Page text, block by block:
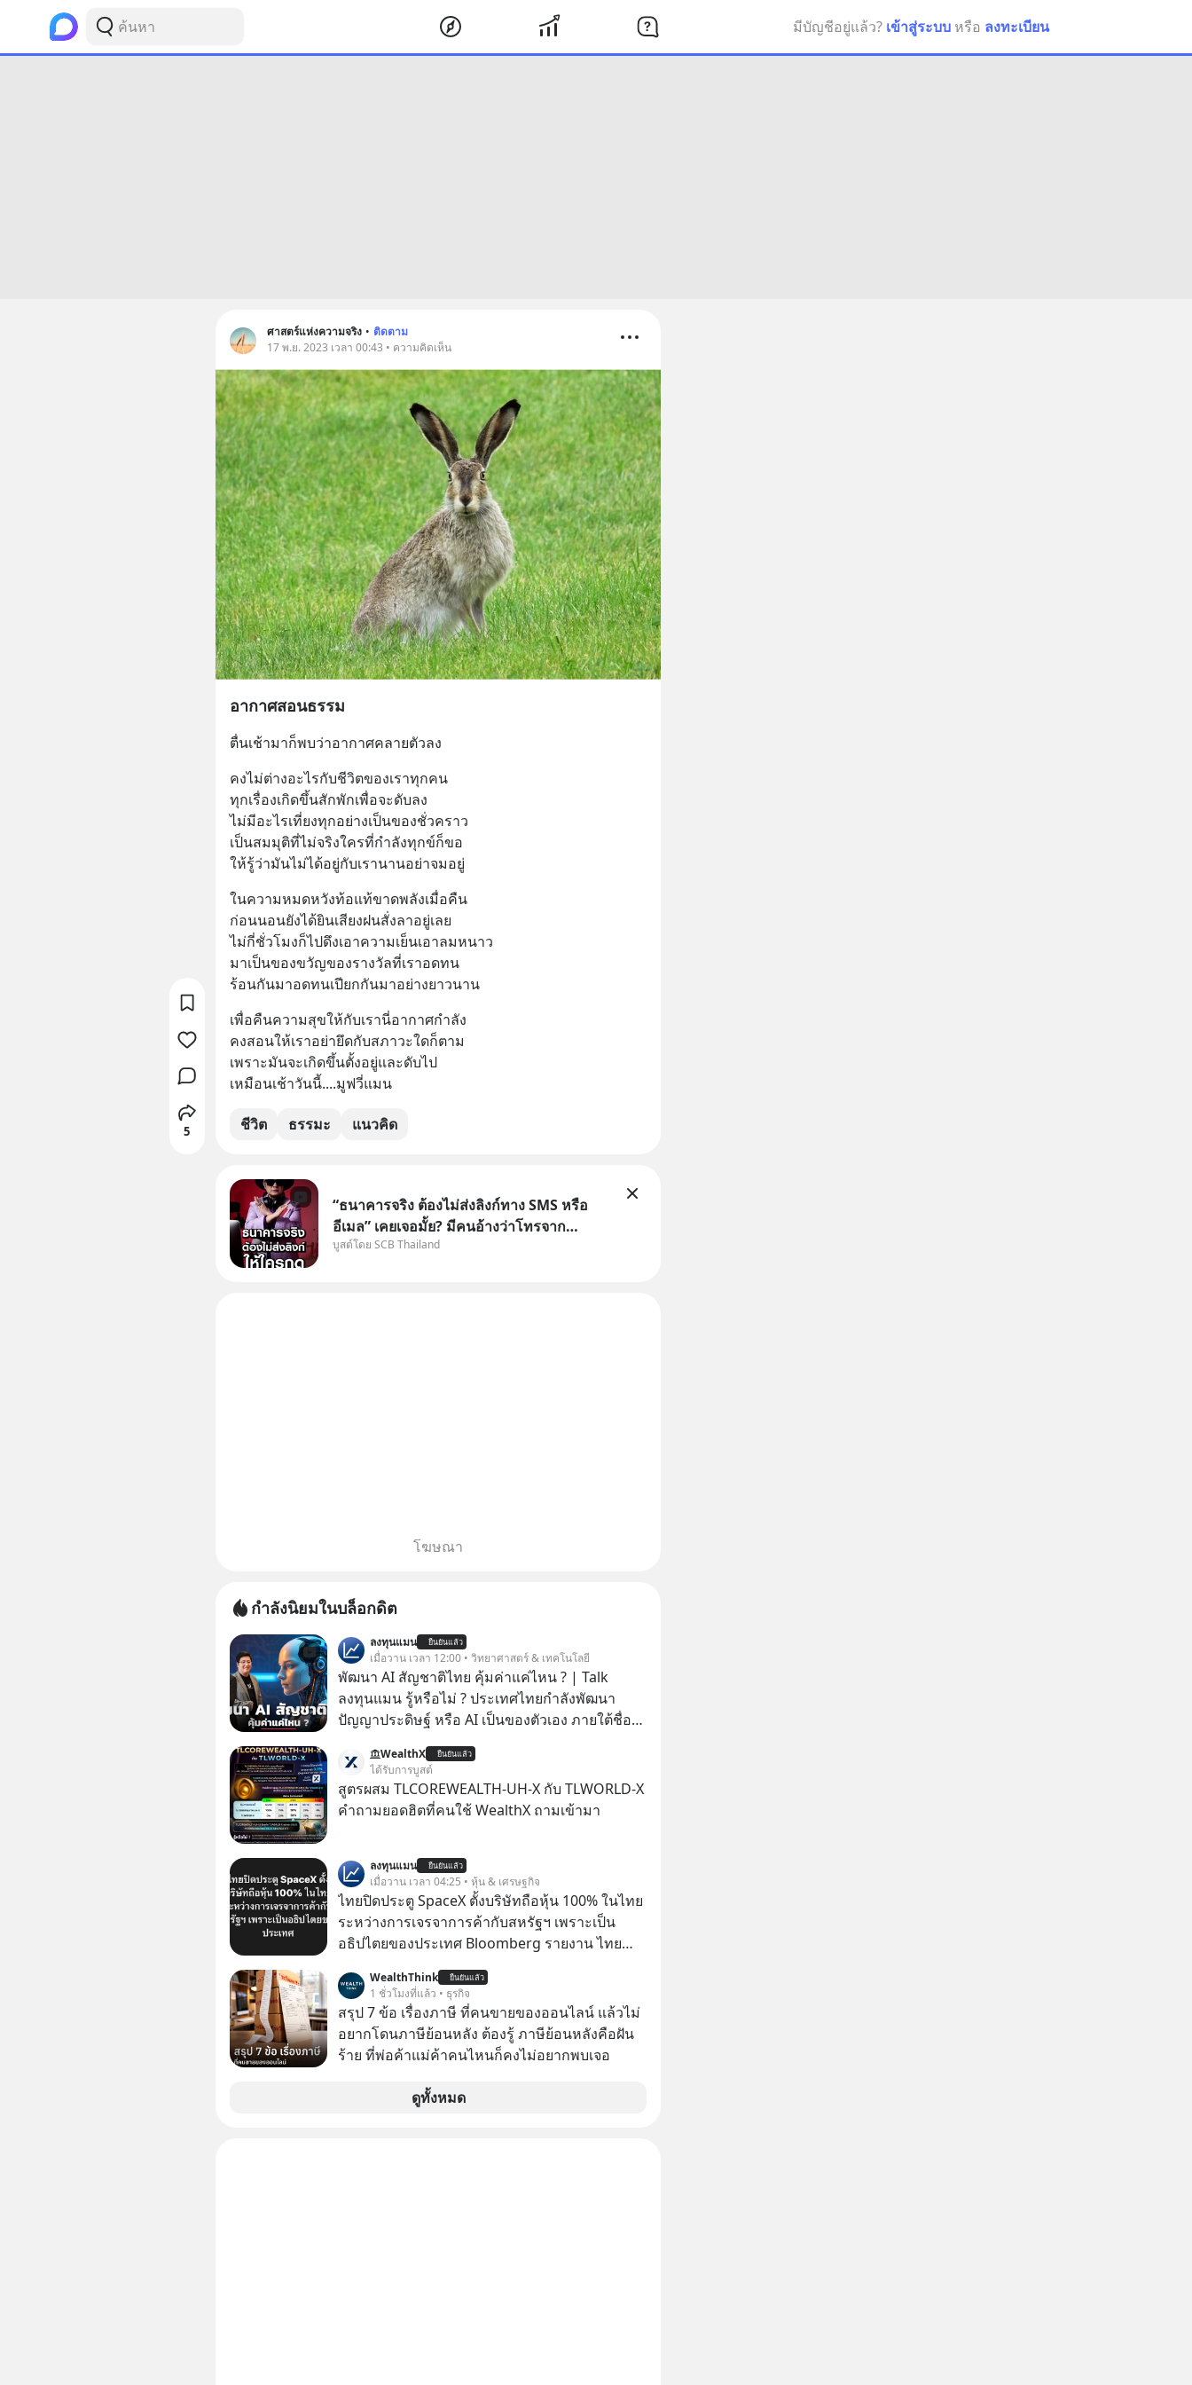
มีบัญชีอยู่แล้ว? เข้าสู่ระบบ หรือ ลงทะเบียน
ศาสตร์แห่งความจริง • ติดตาม
17 พ.ย. 2023 เวลา 00:43 • ความคิดเห็น
อากาศสอนธรรม
ตื่นเช้ามาก็พบว่าอากาศคลายตัวลง
คงไม่ต่างอะไรกับชีวิตของเราทุกคน
ทุกเรื่องเกิดขึ้นสักพักเพื่อจะดับลง
ไม่มีอะไรเที่ยงทุกอย่างเป็นของชั่วคราว
เป็นสมมุติที่ไม่จริงใครที่กำลังทุกข์ก็ขอ
ให้รู้ว่ามันไม่ได้อยู่กับเรานานอย่าจมอยู่
ในความหมดหวังท้อแท้ขาดพลังเมื่อคืน
ก่อนนอนยังได้ยินเสียงฝนสั่งลาอยู่เลย
ไม่กี่ชั่วโมงก็ไปดึงเอาความเย็นเอาลมหนาว
มาเป็นของขวัญของรางวัลที่เราอดทน
ร้อนกันมาอดทนเปียกกันมาอย่างยาวนาน
เพื่อคืนความสุขให้กับเรานี่อากาศกำลัง
คงสอนให้เราอย่ายึดกับสภาวะใดก็ตาม
เพราะมันจะเกิดขึ้นตั้งอยู่และดับไป
เหมือนเช้าวันนี้....มูฟวี่แมน
ชีวิต ธรรมะ แนวคิด
5
“ธนาคารจริง ต้องไม่ส่งลิงก์ทาง SMS หรือ
อีเมล” เคยเจอมั้ย? มีคนอ้างว่าโทรจาก
ธนาคาร บอกว่าบัญชีมีปัญหา แล้วให้กดลิงก์
บูสต์โดย SCB Thailand
โฆษณา
กำลังนิยมในบล็อกดิต
ลงทุนแมน ยืนยันแล้ว
เมื่อวาน เวลา 12:00 • วิทยาศาสตร์ & เทคโนโลยี
พัฒนา AI สัญชาติไทย คุ้มค่าแค่ไหน ? | Talk
ลงทุนแมน รู้หรือไม่ ? ประเทศไทยกำลังพัฒนา
ปัญญาประดิษฐ์ หรือ AI เป็นของตัวเอง ภายใต้ชื่อ
AI ที่เข้าใจภาษาไทย และบริบททางสังคมไทยได้
เป็นอย่างดี คำถามคือ การลงมือพัฒนา AI ของ
ประเทศจะคุ้มค่าแค่ไหน ? และหลังจากนำ
เรื่องนี้ผ่านมุมมองของ ดร.อภิวดี ปิยธรรมรงค์ ผู้
เชี่ยวชาญอาวุโสด้านบูรณาการข้อมูลและปัญญา
ประดิษฐ์ และคุณปฏิภาณ ประเสริฐสม ผู้จัดการ
โครงการ ThaiLLM
WealthX ยืนยันแล้ว
ได้รับการบูสต์
สูตรผสม TLCOREWEALTH-UH-X กับ TLWORLD-X
คำถามยอดฮิตที่คนใช้ WealthX ถามเข้ามา
ลงทุนแมน ยืนยันแล้ว
เมื่อวาน เวลา 04:25 • หุ้น & เศรษฐกิจ
ไทยปิดประตู SpaceX ตั้งบริษัทถือหุ้น 100% ในไทย
ระหว่างการเจรจาการค้ากับสหรัฐฯ เพราะเป็น
อธิปไตยของประเทศ Bloomberg รายงาน ไทย
สหรัฐฯ ตั้งบริษัทโทรคมนาคมดาวเทียมที่ถือหุ้น
100% โดยชาวต่างชาติ ในระหว่างการเจรจาการ
ค้ากับรัฐบาลสหรัฐ โดยให้เหตุผลว่าเป็นประเด็น
ด้านอธิปไตยของประเทศ
WealthThink ยืนยันแล้ว
1 ชั่วโมงที่แล้ว • ธุรกิจ
สรุป 7 ข้อ เรื่องภาษี ที่คนขายของออนไลน์ แล้วไม่
อยากโดนภาษีย้อนหลัง ต้องรู้ ภาษีย้อนหลังคือฝัน
ร้าย ที่พ่อค้าแม่ค้าคนไหนก็คงไม่อยากพบเจอ
ดูทั้งหมด